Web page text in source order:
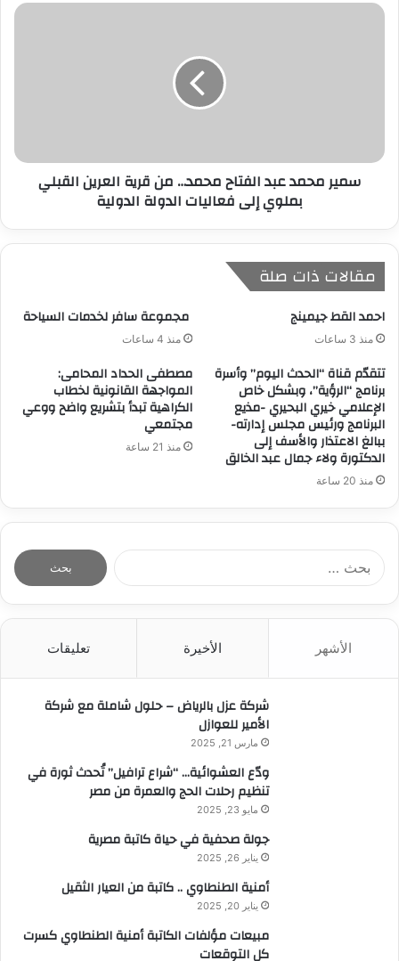
ي
سمير محمد عبد الفتاح محمد… من قرية العرين القبلي
بملوي إلى فعاليات الدولة الدولية
مقالات ذات صلة
احمد القط جيمينج
منذ 3 ساعات
مجموعة سافر لخدمات السياحة
منذ 4 ساعات
تتقدّم قناة “الحدث اليوم” وأسرة
برنامج “الرؤية”، وبشكل خاص
الإعلامي خيري البحيري -مذيع
البرنامج ورئيس مجلس إدارته-
ببالغ الاعتذار والأسف إلى
الدكتورة ولاء جمال عبد الخالق
منذ 20 ساعة
مصطفى الحداد المحامى:
المواجهة القانونية لخطاب
الكراهية تبدأ بتشريع واضح ووعي
مجتمعي
منذ 21 ساعة
الأشهر الأخيرة تعليقات
شركة عزل بالرياض – حلول شاملة مع شركة
الأمير للعوازل
مارس 21, 2025
ودّع العشوائية… “شراع ترافيل” تُحدث ثورة في
تنظيم رحلات الحج والعمرة من مصر
مايو 23, 2025
جولة صحفية في حياة كاتبة مصرية
يناير 26, 2025
أمنية الطنطاوي .. كاتبة من العيار الثقيل
يناير 20, 2025
مبيعات مؤلفات الكاتبة أمنية الطنطاوي كسرت
كل التوقعات